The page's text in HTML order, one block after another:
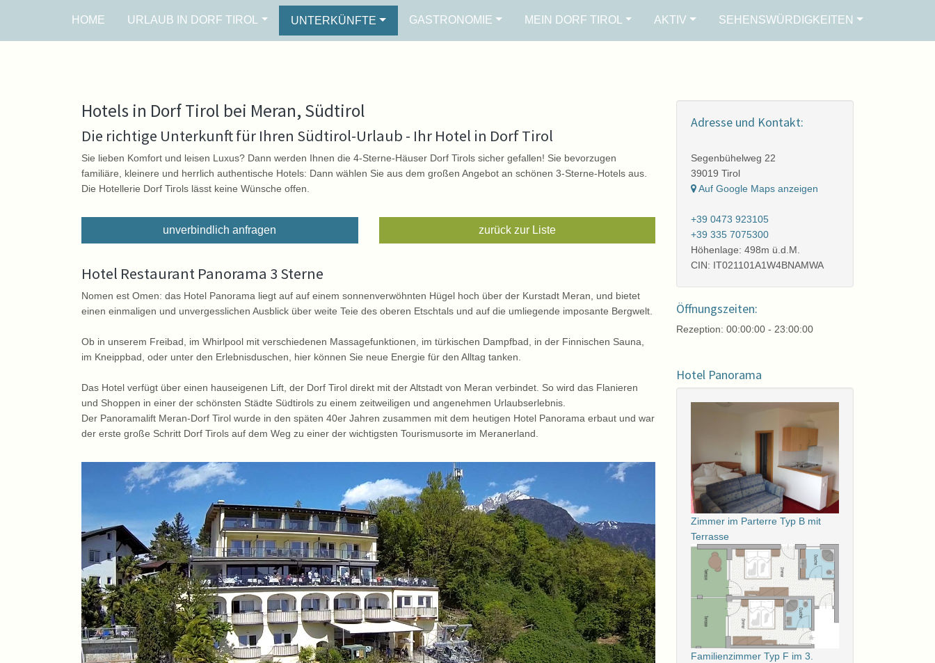
HOME URLAUB IN DORF TIROL UNTERKÜNFTE GASTRONOMIE MEIN DORF TIROL AKTIV SEHENSWÜRDIGKEITEN
Hotels in Dorf Tirol bei Meran, Südtirol
Die richtige Unterkunft für Ihren Südtirol-Urlaub - Ihr Hotel in Dorf Tirol
Sie lieben Komfort und leisen Luxus? Dann werden Ihnen die 4-Sterne-Häuser Dorf Tirols sicher gefallen! Sie bevorzugen
familiäre, kleinere und herrlich authentische Hotels: Dann wählen Sie aus dem großen Angebot an schönen 3-Sterne-Hotels aus.
Die Hotellerie Dorf Tirols lässt keine Wünsche offen.
unverbindlich anfragen zurück zur Liste
Hotel Restaurant Panorama 3 Sterne
Nomen est Omen: das Hotel Panorama liegt auf auf einem sonnenverwöhnten Hügel hoch über der Kurstadt Meran, und bietet
einen einmaligen und unvergesslichen Ausblick über weite Teie des oberen Etschtals und auf die umliegende imposante Bergwelt.
Ob in unserem Freibad, im Whirlpool mit verschiedenen Massagefunktionen, im türkischen Dampfbad, in der Finnischen Sauna,
im Kneippbad, oder unter den Erlebnisduschen, hier können Sie neue Energie für den Alltag tanken.
Das Hotel verfügt über einen hauseigenen Lift, der Dorf Tirol direkt mit der Altstadt von Meran verbindet. So wird das Flanieren
und Shoppen in einer der schönsten Städte Südtirols zu einem zeitweiligen und angenehmen Urlaubserlebnis.
Der Panoramalift Meran-Dorf Tirol wurde in den späten 40er Jahren zusammen mit dem heutigen Hotel Panorama erbaut und war
der erste große Schritt Dorf Tirols auf dem Weg zu einer der wichtigsten Tourismusorte im Meranerland.
Adresse und Kontakt:
Segenbühelweg 22
39019 Tirol
Auf Google Maps anzeigen
+39 0473 923105
+39 335 7075300
Höhenlage: 498m ü.d.M.
CIN: IT021101A1W4BNAMWA
Öffnungszeiten:
Rezeption: 00:00:00 - 23:00:00
Hotel Panorama
Zimmer im Parterre Typ B mit
Terrasse
Familienzimmer Typ F im 3.